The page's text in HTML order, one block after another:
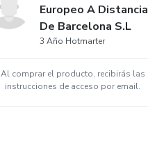
Europeo A Distancia
De Barcelona S.L
3 Año Hotmarter
Al comprar el producto, recibirás las
instrucciones de acceso por email.